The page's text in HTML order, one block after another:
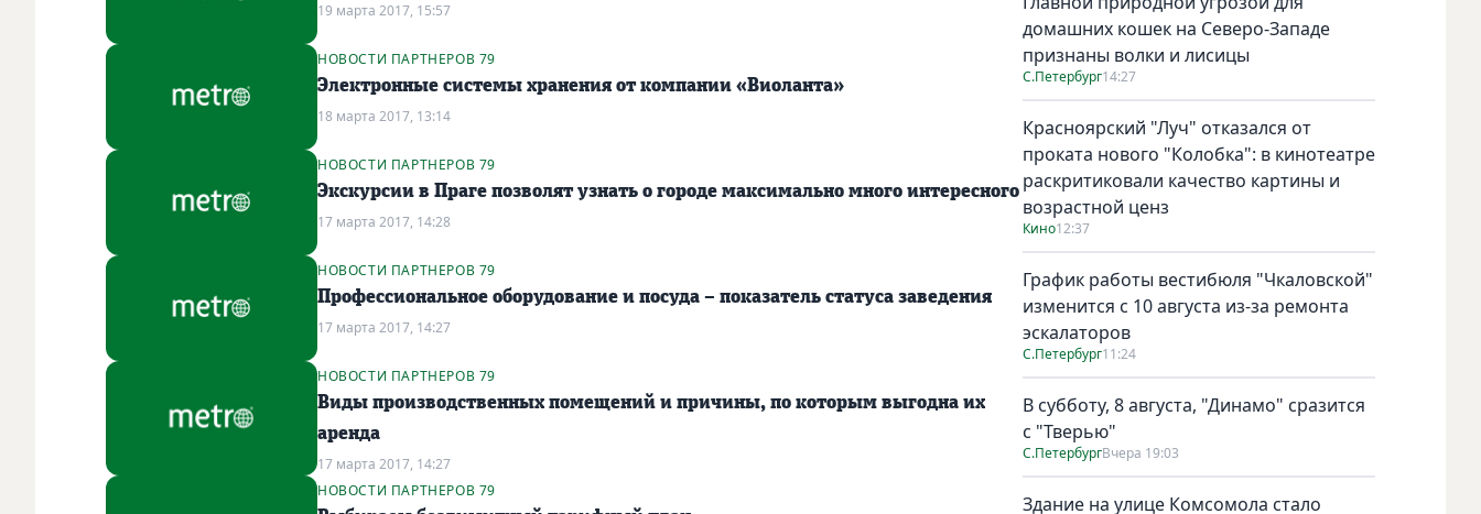
19 марта 2017, 15:57
НОВОСТИ ПАРТНЕРОВ 79
Электронные системы хранения от компании «Виоланта»
18 марта 2017, 13:14
НОВОСТИ ПАРТНЕРОВ 79
Экскурсии в Праге позволят узнать о городе максимально много интересного
17 марта 2017, 14:28
НОВОСТИ ПАРТНЕРОВ 79
Профессиональное оборудование и посуда – показатель статуса заведения
17 марта 2017, 14:27
НОВОСТИ ПАРТНЕРОВ 79
Виды производственных помещений и причины, по которым выгодна их
аренда
17 марта 2017, 14:27
НОВОСТИ ПАРТНЕРОВ 79
домашних кошек на Северо-Западе
признаны волки и лисицы
С.Петербург14:27
Красноярский "Луч" отказался от
проката нового "Колобка": в кинотеатре
раскритиковали качество картины и
возрастной ценз
Кино12:37
График работы вестибюля "Чкаловской"
изменится с 10 августа из-за ремонта
эскалаторов
С.Петербург11:24
В субботу, 8 августа, "Динамо" сразится
с "Тверью"
С.ПетербургВчера 19:03
Здание на улице Комсомола стало